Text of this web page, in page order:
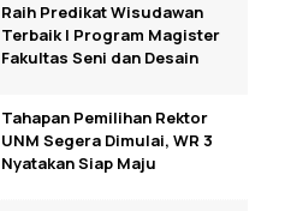
Raih Predikat Wisudawan
Terbaik I Program Magister
Fakultas Seni dan Desain
Tahapan Pemilihan Rektor
UNM Segera Dimulai, WR 3
Nyatakan Siap Maju